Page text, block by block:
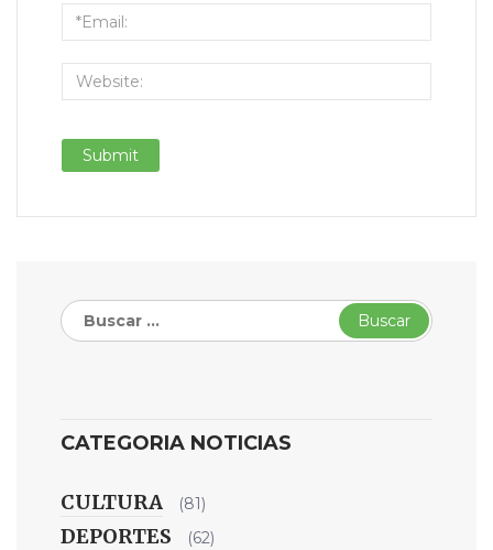
Buscar:
CATEGORIA NOTICIAS
CULTURA (81)
DEPORTES (62)